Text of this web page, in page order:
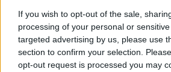
If you wish to opt-out of the sale,
processing of your personal or
targeted advertising by us, please use
section to confirm your selection.
opt-out request is processed you may
Najnowsze